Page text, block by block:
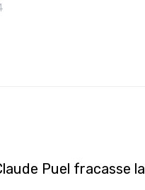
Puel fracasse la